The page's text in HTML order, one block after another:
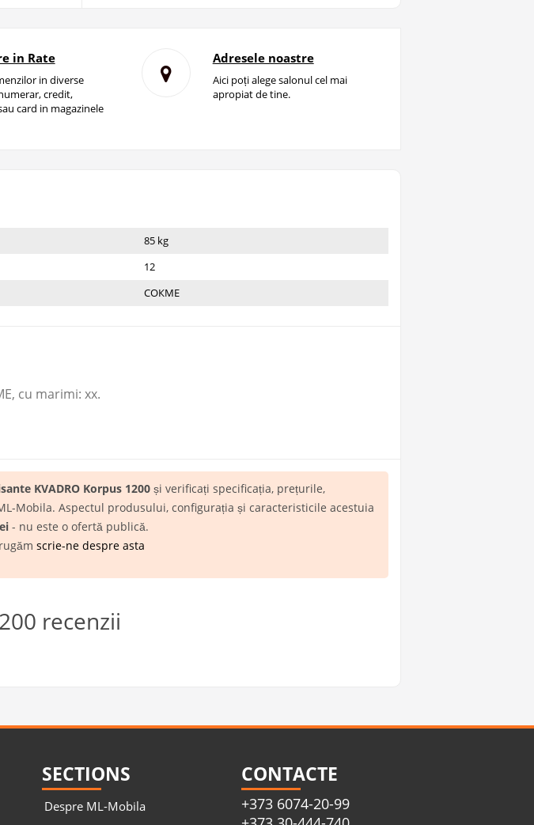
in Rate
in diverse
credit,
card in magazinele
Adresele noastre
Aici poți alege salonul cel mai
apropiat de tine.
85 kg
12
СОКМЕ
cu marimi: xx.
KVADRO Korpus 1200 și verificați specificația, prețurile,
Mobila. Aspectul produsului, configurația și caracteristicile acestuia
- nu este o ofertă publică.
scrie-ne despre asta
recenzii
SECTIONS
Despre ML-Mobila
CONTACTE
+373 6074-20-99